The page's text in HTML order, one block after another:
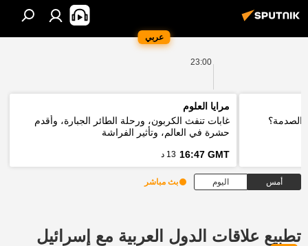
عربي
23:00
الصدمة؟
مرايا العلوم
غابات تنفث الكربون، ورحلة الطائر الجبارة، وأقدم
حشرة في العالم، وتأثير الفراشة
16:47 GMT 13 د
أمس اليوم بث مباشر
تطبيع علاقات الدول العربية مع إسرائيل